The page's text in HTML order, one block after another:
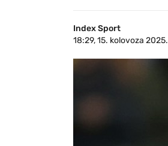
Index Sport
18:29, 15. kolovoza 2025.